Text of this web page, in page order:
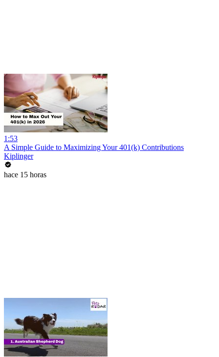
1:53
A Simple Guide to Maximizing Your 401(k) Contributions
Kiplinger
hace 15 horas